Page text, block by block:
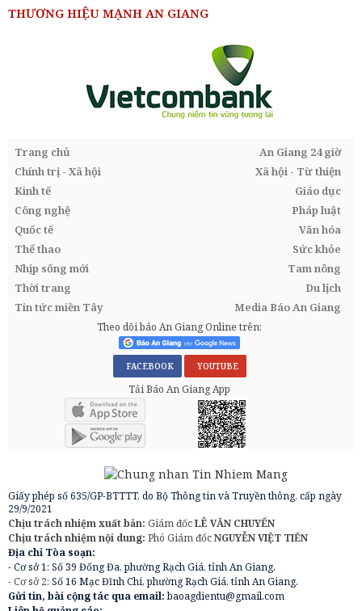
T2
T3 T4 T5 T6 T7
CN
20 21 22 23
31 1
* Bạn có thể chọn 2 ngày để lọc tin tức
theo khoảng thời gian
THƯƠNG HIỆU MẠNH AN GIANG
Trang chủ
An Giang 24 giờ
Chính trị - Xã hội
Xã hội - Từ thiện
Kinh tế
Giáo dục
Công nghệ
Pháp luật
Quốc tế
Văn hóa
Thể thao
Sức khỏe
Nhịp sống mới
Tam nông
Thời trang
Du lịch
Tin tức miền Tây
Media Báo An Giang
Theo dõi báo An Giang Online trên:
FACEBOOK YOUTUBE
Tải Báo An Giang App
Giấy phép số 635/GP-BTTTT, do Bộ Thông tin và Truyền thông, cấp ngày
29/9/2021
Chịu trách nhiệm xuất bản: Giám đốcLÊ VĂN CHUYỂN
Chịu trách nhiệm nội dung: Phó Giám đốcNGUYỄN VIỆT TIẾN
Địa chỉ Tòa soạn:
- Cơ sở 1: Số 39 Đống Đa, phường Rạch Giá, tỉnh An Giang.
- Cơ sở 2: Số 16 Mạc Đĩnh Chi, phường Rạch Giá, tỉnh An Giang.
Gửi tin, bài cộng tác qua email:baoagdientu@gmail.com